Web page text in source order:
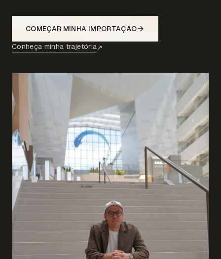
COMEÇAR MINHA IMPORTAÇÃO
Conheça minha trajetória↗